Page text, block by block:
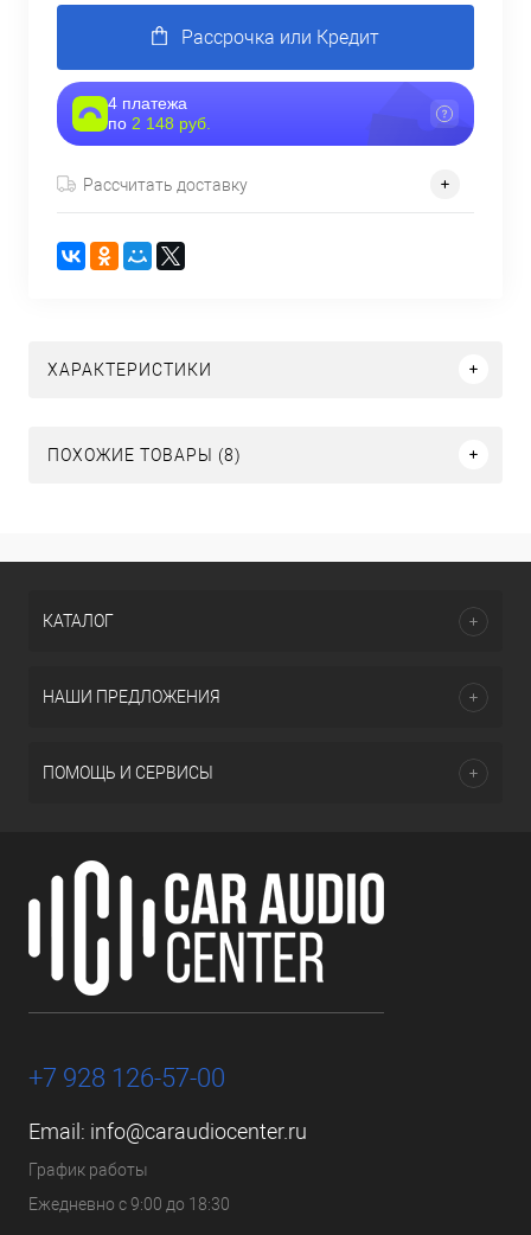
Рассрочка или Кредит
4 платежа
по 2 148 руб.
Рассчитать доставку
ХАРАКТЕРИСТИКИ
ПОХОЖИЕ ТОВАРЫ (8)
КАТАЛОГ
НАШИ ПРЕДЛОЖЕНИЯ
ПОМОЩЬ И СЕРВИСЫ
+7 928 126-57-00
Email: info@caraudiocenter.ru
График работы
Ежедневно с 9:00 до 18:30